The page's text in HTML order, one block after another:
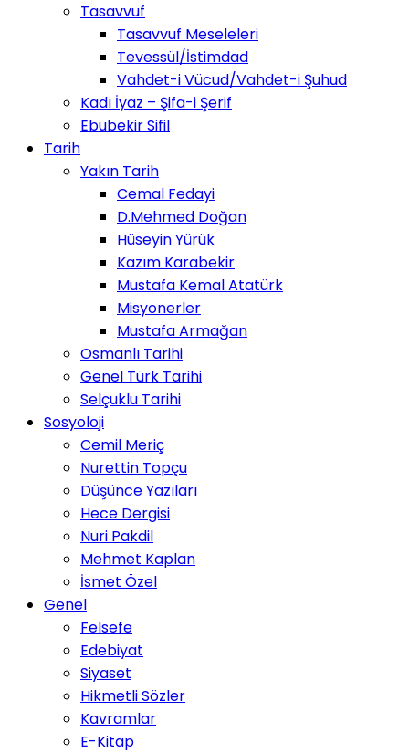
Tasavvuf
Tasavvuf Meseleleri
Tevessül/İstimdad
Vahdet-i Vücud/Vahdet-i Şuhud
Kadı İyaz – Şifa-i Şerif
Ebubekir Sifil
Tarih
Yakın Tarih
Cemal Fedayi
D.Mehmed Doğan
Hüseyin Yürük
Kazım Karabekir
Mustafa Kemal Atatürk
Misyonerler
Mustafa Armağan
Osmanlı Tarihi
Genel Türk Tarihi
Selçuklu Tarihi
Sosyoloji
Cemil Meriç
Nurettin Topçu
Düşünce Yazıları
Hece Dergisi
Nuri Pakdil
Mehmet Kaplan
İsmet Özel
Genel
Felsefe
Edebiyat
Siyaset
Hikmetli Sözler
Kavramlar
E-Kitap